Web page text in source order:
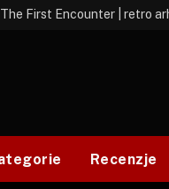
First Encounter | retro
Recenzje